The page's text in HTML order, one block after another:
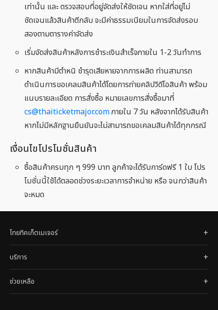
เท่านั้น และ ตรวจสอบที่อยู่จัดส่งให้ชัดเจน หากใส่ที่อยู่ไม่
ชัดเจนแล้วสินค้าตีกลับ จะมีค่าธรรมเนียมในการจัดส่งรอบ
สองตามตารางค่าจัดส่ง
เริ่มจัดส่งสินค้าหลังการชำระเงินสำเร็จภายใน 1-2 วันทำการ
หากสินค้ามีตำหนิ ชำรุดเสียหายจากการผลิต ท่านสามารถ
ดำเนินการขอเคลมสินค้าได้โดยการถ่ายคลิปวิดีโอสินค้า พร้อม
แนบรายละเอียด การสั่งซื้อ หมายเลขการสั่งซื้อมาที่
cs@thaiticketmajor.comภายใน 7 วัน หลังจากได้รับสินค้า
หากไม่มีหลักฐานยืนยันจะไม่สามารถขอเคลมสินค้าได้ทุกกรณี
เงื่อนไขโปรโมชั่นสินค้า
ซื้อสินค้าครบทุก ๆ 999 บาท ลูกค้าจะได้รับการ์ดฟรี 1 ใบ โปร
โมชั่นนี้ใช้ได้ตลอดช่วงระยะเวลาการจำหน่าย หรือ จนกว่าสินค้า
จะหมด
ไทยทิคเก็ตเมเจอร์
บริการ
ช่วยเหลือ